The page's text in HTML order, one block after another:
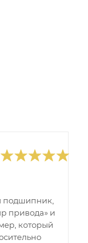
подшипник,
привода» и
который